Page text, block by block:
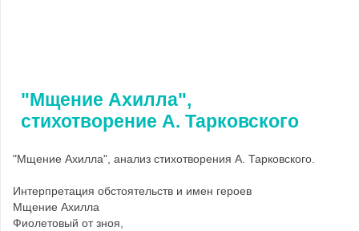
"Мщение Ахилла",
стихотворение А. Тарковского
"Мщение Ахилла", анализ стихотворения А. Тарковского.
Интерпретация обстоятельств и имен героев
Мщение Ахилла
Фиолетовый от зноя,